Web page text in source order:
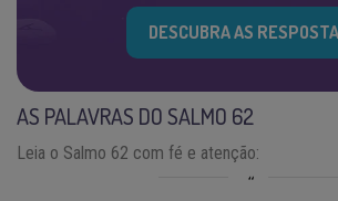
DESCUBRA AS
AS PALAVRAS DO SALMO 62
Leia o Salmo 62 com fé e atenção: